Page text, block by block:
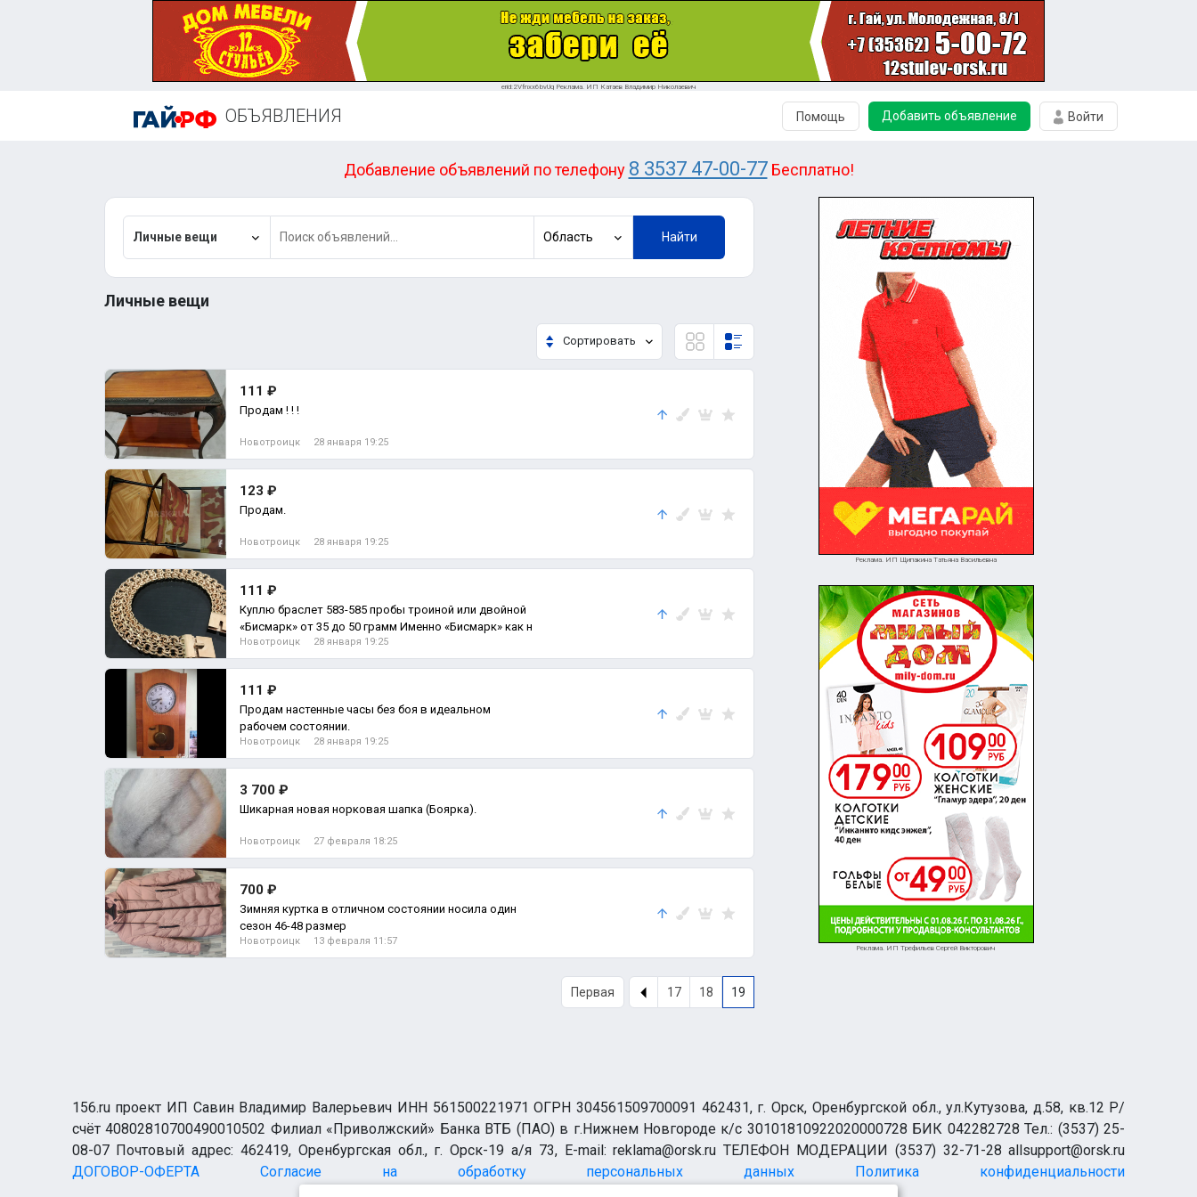
erid:2Vfnxx6bvUq Реклама. ИП Катаев Владимир Николаевич
ОБЪЯВЛЕНИЯ Помощь Добавить объявление Войти
Добавление объявлений по телефону 8 3537 47-00-77Бесплатно!
Личные вещи Область Найти
Личные вещи
Сортировать
111 ₽
Продам ! ! !
Новотроицк 28 января 19:25
123 ₽
Продам.
Новотроицк 28 января 19:25
111 ₽
Куплю браслет 583-585 пробы троиной или двойной
«Бисмарк» от 35 до 50 грамм Именно «Бисмарк» как н
Новотроицк 28 января 19:25
111 ₽
Продам настенные часы без боя в идеальном
рабочем состоянии.
Новотроицк 28 января 19:25
3 700 ₽
Шикарная новая норковая шапка (Боярка).
Новотроицк 27 февраля 18:25
700 ₽
Зимняя куртка в отличном состоянии носила один
сезон 46-48 размер
Новотроицк 13 февраля 11:57
Первая 17 18 19
Реклама. ИП Щипакина Татьяна Васильевна
Реклама. ИП Трефильев Сергей Викторович
156.ru проект ИП Савин Владимир Валерьевич ИНН 561500221971 ОГРН 304561509700091 462431, г. Орск, Оренбургской обл., ул.Кутузова, д.58, кв.12 Р/
счёт 40802810700490010502 Филиал «Приволжский» Банка ВТБ (ПАО) в г.Нижнем Новгороде к/с 30101810922020000728 БИК 042282728 Тел.: (3537) 25-
08-07 Почтовый адрес: 462419, Оренбургская обл., г. Орск-19 а/я 73, E-mail: reklama@orsk.ru ТЕЛЕФОН МОДЕРАЦИИ (3537) 32-71-28 allsupport@orsk.ru
ДОГОВОР-ОФЕРТА
Согласие на обработку персональных данных Политика конфиденциальности